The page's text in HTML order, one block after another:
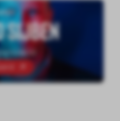
Sijben